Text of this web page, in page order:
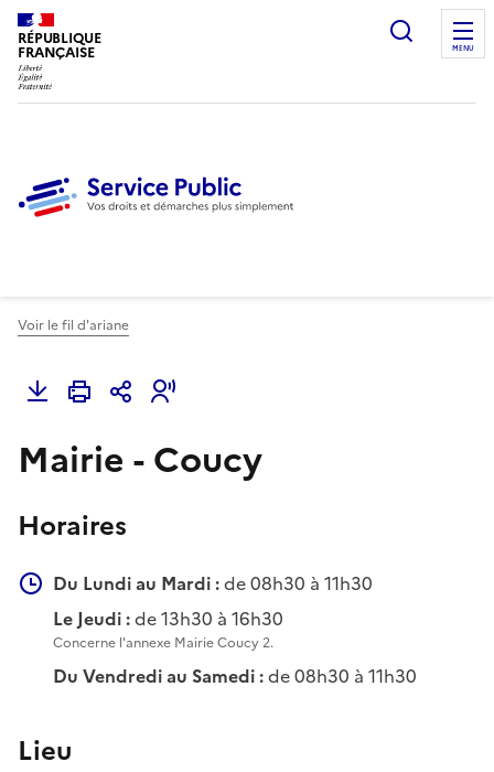
RÉPUBLIQUE
FRANÇAISE
Ouvrir
MENU
Voir le fil d'ariane
Mairie - Coucy
Horaires
Du Lundi au Mardi :de 08h30 à 11h30
Le Jeudi :de 13h30 à 16h30
Concerne l'annexe Mairie Coucy 2.
Du Vendredi au Samedi :de 08h30 à 11h30
Lieu